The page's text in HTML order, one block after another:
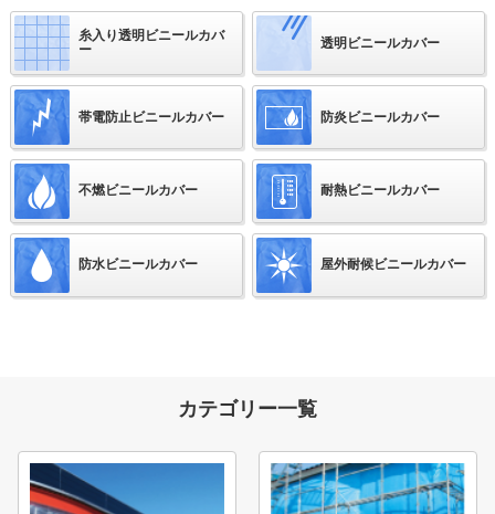
糸入り透明ビニールカバ
ー
透明ビニールカバー
帯電防止ビニールカバー 防炎ビニールカバー
不燃ビニールカバー 耐熱ビニールカバー
防水ビニールカバー 屋外耐候ビニールカバー
カテゴリー一覧